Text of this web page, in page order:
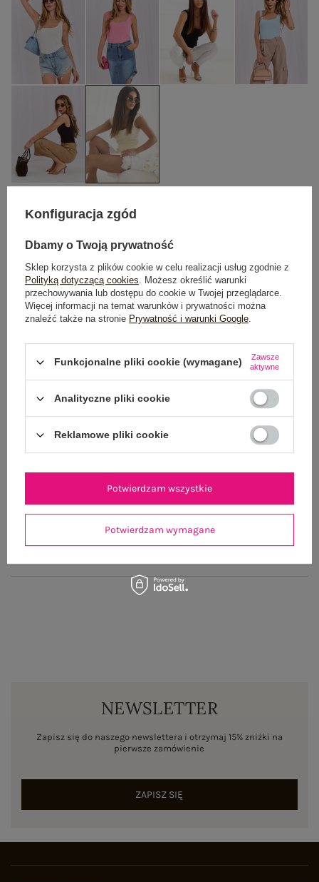
L/XL
POWIADOM O DOSTĘPNOŚCI
Produkt niedostępny
(0)
NEWSLETTER
Zapisz się do naszego newslettera i otrzymaj 15% zniżki na
pierwsze zamówienie
ZAPISZ SIĘ
Konfiguracja zgód
Dbamy o Twoją prywatność
Sklep korzysta z plików cookie w celu realizacji usług zgodnie z
Polityką dotyczącą cookies. Możesz określić warunki
przechowywania lub dostępu do cookie w Twojej przeglądarce.
Więcej informacji na temat warunków i prywatności można
znaleźć także na stronie Prywatność i warunki Google.
Funkcjonalne pliki cookie (wymagane)
Zawsze
aktywne
Analityczne pliki cookie
Reklamowe pliki cookie
Potwierdzam wymagane
Potwierdzam wszystkie